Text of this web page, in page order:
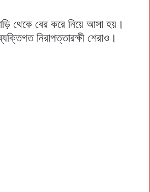
থেকে বের করে নিয়ে আসা হয়।
নিরাপত্তারক্ষী শেরাও।